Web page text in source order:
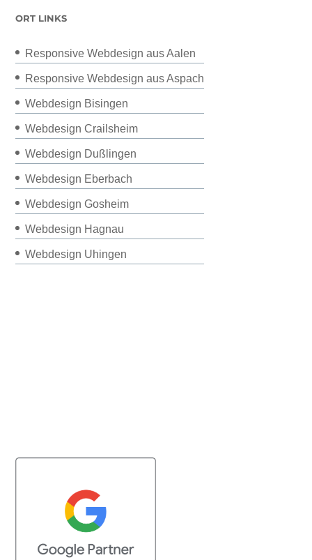
ORT LINKS
Responsive Webdesign aus Aalen
Responsive Webdesign aus Aspach
Webdesign Bisingen
Webdesign Crailsheim
Webdesign Dußlingen
Webdesign Eberbach
Webdesign Gosheim
Webdesign Hagnau
Webdesign Uhingen